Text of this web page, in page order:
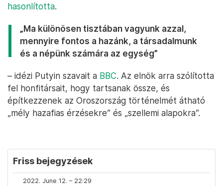
hasonlította.
„Ma különösen tisztában vagyunk azzal,
mennyire fontos a hazánk, a társadalmunk
és a népünk számára az egység”
– idézi Putyin szavait a BBC. Az elnök arra szólította
fel honfitársait, hogy tartsanak össze, és
építkezzenek az Oroszország történelmét átható
„mély hazafias érzésekre” és „szellemi alapokra”.
Friss bejegyzések
2022. June 12. – 22:29